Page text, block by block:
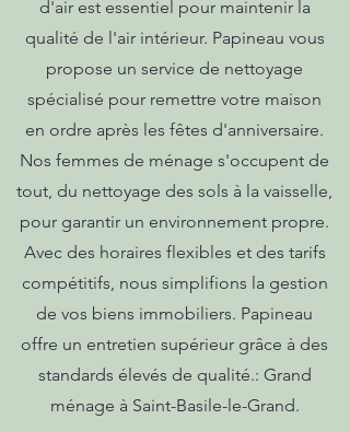
d'air est essentiel pour maintenir la
qualité de l'air intérieur. Papineau vous
propose un service de nettoyage
spécialisé pour remettre votre maison
en ordre après les fêtes d'anniversaire.
Nos femmes de ménage s'occupent de
tout, du nettoyage des sols à la vaisselle,
pour garantir un environnement propre.
Avec des horaires flexibles et des tarifs
compétitifs, nous simplifions la gestion
de vos biens immobiliers. Papineau
offre un entretien supérieur grâce à des
standards élevés de qualité.: Grand
ménage à Saint-Basile-le-Grand.